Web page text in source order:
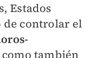
Estados
de controlar el
como también